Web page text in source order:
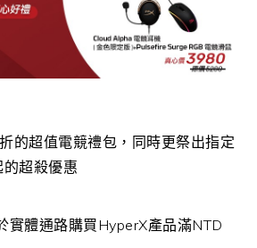
折的超值電競禮包，同時更祭出指定
的超殺優惠
實體通路購買HyperX產品滿NTD